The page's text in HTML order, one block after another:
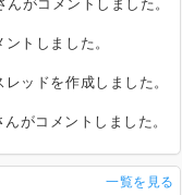
トしました。
ッドを作成しました。
がコメントしました。
一覧を見る